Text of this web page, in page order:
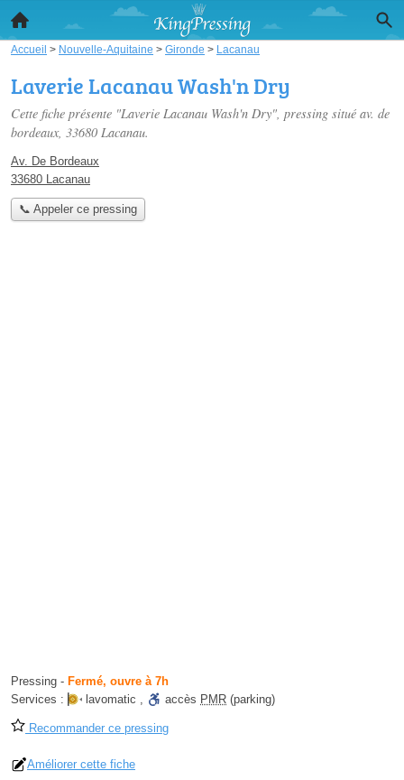
Accueil > Nouvelle-Aquitaine > Gironde > Lacanau
Laverie Lacanau Wash'n Dry
Cette fiche présente "Laverie Lacanau Wash'n Dry", pressing situé av. de
bordeaux, 33680 Lacanau.
Av. De Bordeaux
33680 Lacanau
📞 Appeler ce pressing
Pressing - Fermé, ouvre à 7h
Services :
lavomatic , accès PMR (parking)
Recommander ce pressing
Améliorer cette fiche